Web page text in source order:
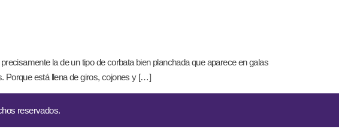
la de un tipo de corbata bien planchada que aparece en galas
Porque está llena de giros, cojones y […]
reservados.